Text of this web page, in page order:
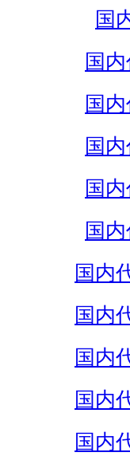
国
国
国
国
国
国
国内
国内
国内
国内
国内